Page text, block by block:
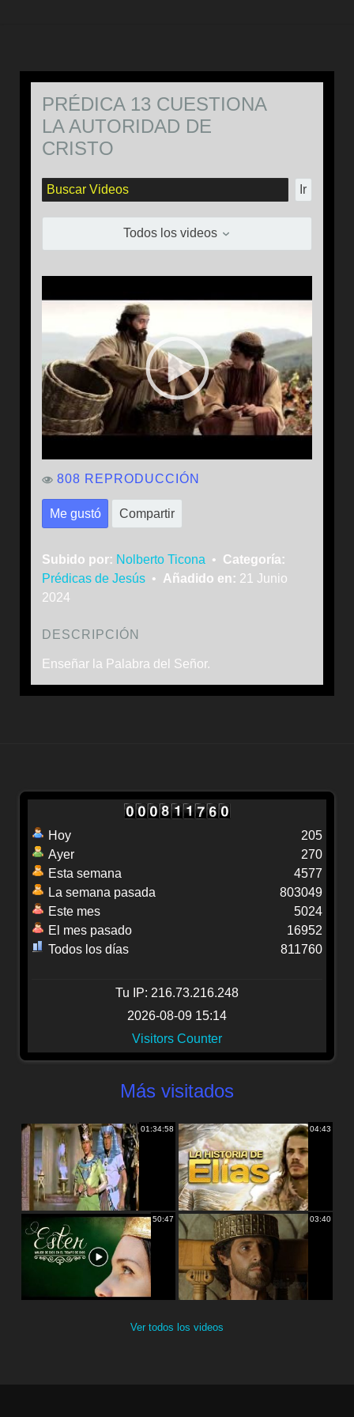
PRÉDICA 13 CUESTIONA
LA AUTORIDAD DE
CRISTO
Ir
Todos los videos
808 REPRODUCCIÓN
Me gustó Compartir
Subido por: Nolberto Ticona • Categoría:
Prédicas de Jesús • Añadido en: 21 Junio
2024
DESCRIPCIÓN
Enseñar la Palabra del Señor.
Hoy
Ayer
Esta semana
La semana pasada
Este mes
El mes pasado
Todos los días
205
270
4577
803049
5024
16952
811760
Tu IP: 216.73.216.248
2026-08-09 15:14
Visitors Counter
Más visitados
01:34:58 04:43
50:47 03:40
Ver todos los videos